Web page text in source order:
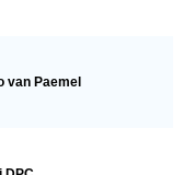
van Paemel